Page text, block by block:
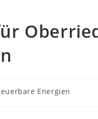
Energien